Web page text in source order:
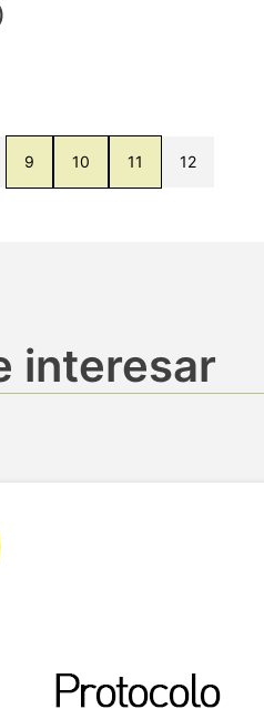
9 10 11 12
interesar